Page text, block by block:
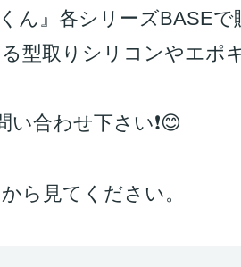
ん』各シリーズBASEで
型取りシリコンやエポ
合わせ下さい❗️😊
ら見てください。